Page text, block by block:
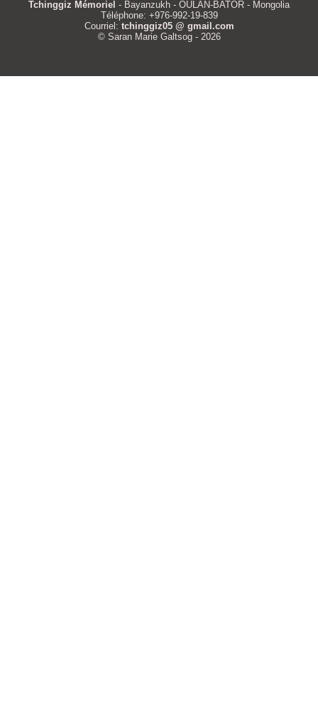
Tchinggiz Mémoriel - Bayanzukh - OULAN-BATOR - Mongolia
Téléphone: +976-992-19-839
Courriel: tchinggiz05 @ gmail.com
© Saran Marie Galtsog - 2026